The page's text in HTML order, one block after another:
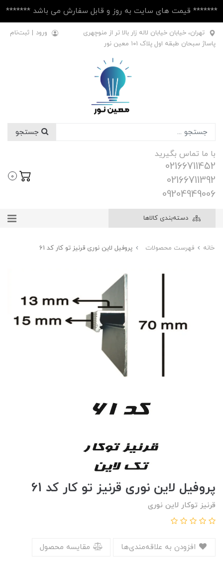
******* قیمت های سایت به روز و قابل سفارش می باشد *******
تهران، خیابان خیابان لاله زار بالا تر از منوچهری
پاساژ سبحان طبقه اول پلاک ۱۰1 معین نور
ورود | ثبت‌نام
با ما تماس بگیرید
02166711452
02166711392
09204949006
0
دسته‌بندی کالاها
خانه فهرست محصولات پروفیل لاین نوری قرنیز تو کار کد 61
پروفیل لاین نوری قرنیز تو کار کد 61
قرنیز توکار لاین نوری
مقایسه محصول